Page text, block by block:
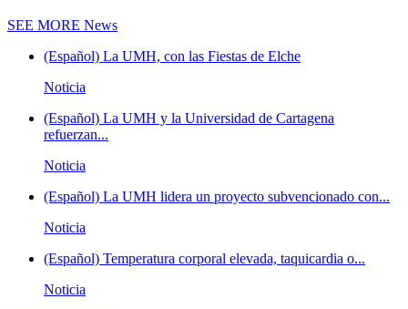
SEE MORE News
(Español) La UMH, con las Fiestas de Elche
Noticia
(Español) La UMH y la Universidad de Cartagena
refuerzan...
Noticia
(Español) La UMH lidera un proyecto subvencionado con...
Noticia
(Español) Temperatura corporal elevada, taquicardia o...
Noticia